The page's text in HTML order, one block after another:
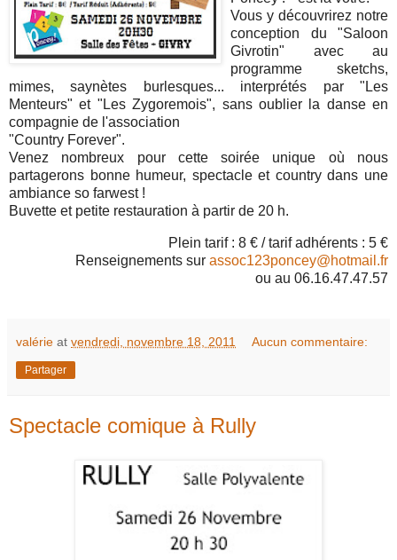
Vous y découvrirez notre
conception du "Saloon
Givrotin" avec au
programme sketchs,
mimes, saynètes burlesques... interprétés par "Les
Menteurs" et "Les Zygoremois", sans oublier la danse en
compagnie de l'association
"Country Forever".
Venez nombreux pour cette soirée unique où nous
partagerons bonne humeur, spectacle et country dans une
ambiance so farwest !
Buvette et petite restauration à partir de 20 h.
Plein tarif : 8 € / tarif adhérents : 5 €
Renseignements sur assoc123poncey@hotmail.fr
ou au 06.16.47.47.57
valérie at vendredi, novembre 18, 2011 Aucun commentaire:
Partager
Spectacle comique à Rully